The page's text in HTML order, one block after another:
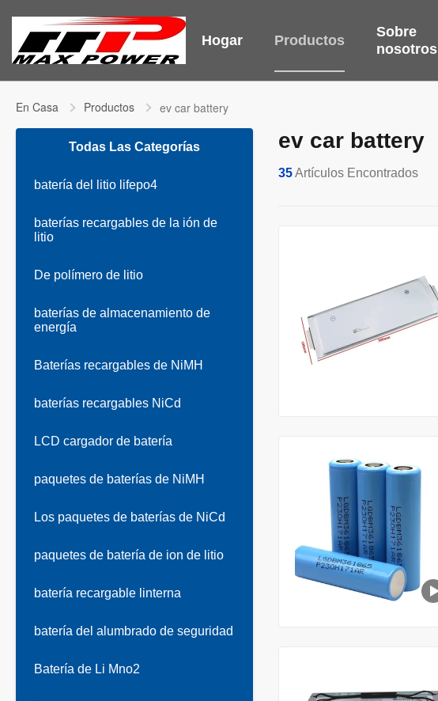
Hogar Productos
Sobre
nosotros
En Casa Productos ev car battery
Todas Las Categorías
batería del litio lifepo4
baterías recargables de la ión de
litio
De polímero de litio
baterías de almacenamiento de
energía
Baterías recargables de NiMH
baterías recargables NiCd
LCD cargador de batería
paquetes de baterías de NiMH
Los paquetes de baterías de NiCd
paquetes de batería de ion de litio
batería recargable linterna
batería del alumbrado de seguridad
Batería de Li Mno2
ev car battery
35Artículos Encontrados